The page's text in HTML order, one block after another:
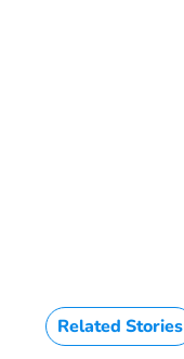
Related Stories